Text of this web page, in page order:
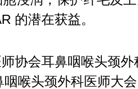
的潜在获益。
协会耳鼻咽喉头颈
咽喉头颈外科医师大